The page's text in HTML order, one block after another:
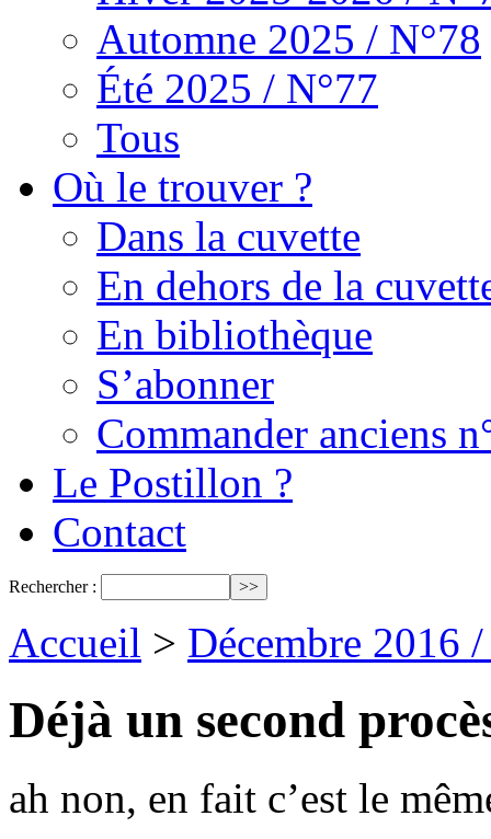
Automne 2025 / N°78
Été 2025 / N°77
Tous
Où le trouver ?
Dans la cuvette
En dehors de la
En bibliothèque
S’abonner
Commander anciens
Le Postillon ?
Contact
Rechercher :
Accueil > Décembre 2016
Déjà un second
ah non, en fait c’est le